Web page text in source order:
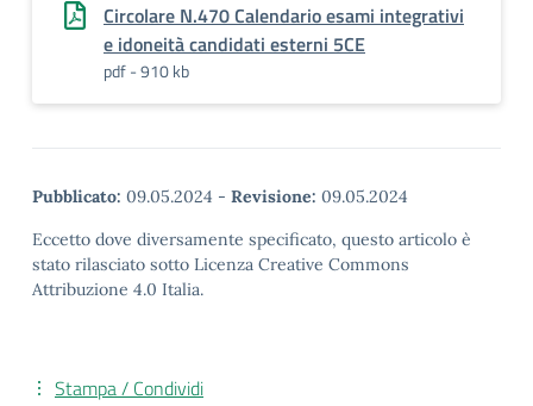
Circolare N.470 Calendario esami integrativi
e idoneità candidati esterni 5CE
pdf - 910 kb
Pubblicato: 09.05.2024 - Revisione: 09.05.2024
Eccetto dove diversamente specificato, questo articolo è
stato rilasciato sotto Licenza Creative Commons
Attribuzione 4.0 Italia.
Stampa / Condividi